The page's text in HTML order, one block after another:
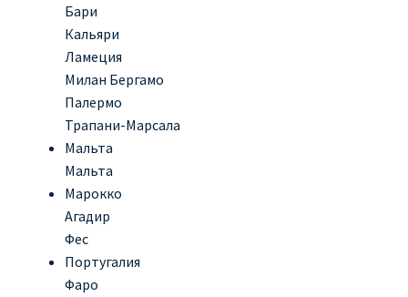
Бари
Кальяри
Ламеция
Милан Бергамо
Палермо
Трапани-Марсала
Мальта
Мальта
Марокко
Агадир
Фес
Португалия
Фаро